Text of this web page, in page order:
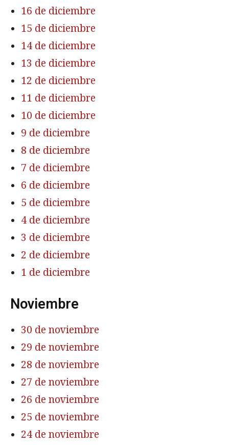
16 de diciembre
15 de diciembre
14 de diciembre
13 de diciembre
12 de diciembre
11 de diciembre
10 de diciembre
9 de diciembre
8 de diciembre
7 de diciembre
6 de diciembre
5 de diciembre
4 de diciembre
3 de diciembre
2 de diciembre
1 de diciembre
Noviembre
30 de noviembre
29 de noviembre
28 de noviembre
27 de noviembre
26 de noviembre
25 de noviembre
24 de noviembre